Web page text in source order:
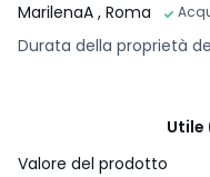
MarilenaA , Roma
Durata della proprietà
Utile
Valore del prodotto